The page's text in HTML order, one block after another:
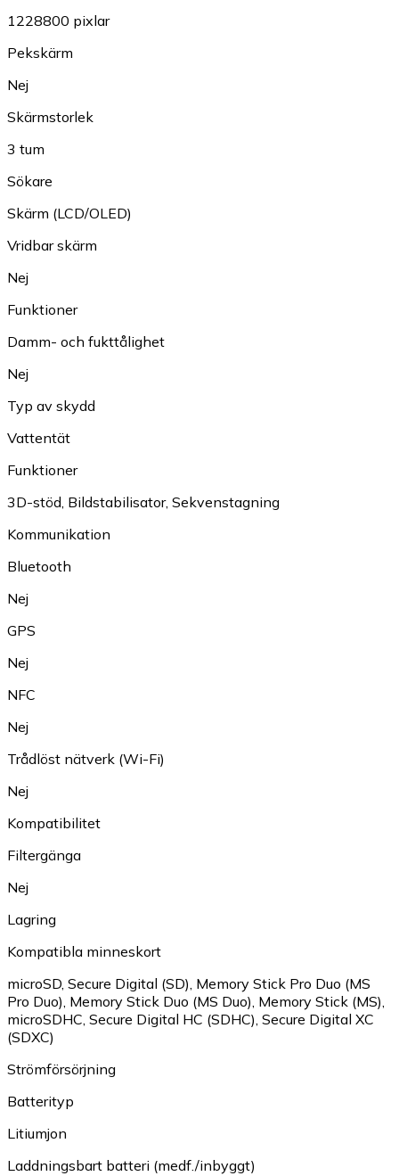
1228800 pixlar
Pekskärm
Nej
Skärmstorlek
3 tum
Sökare
Skärm (LCD/OLED)
Vridbar skärm
Nej
Funktioner
Damm- och fukttålighet
Nej
Typ av skydd
Vattentät
Funktioner
3D-stöd, Bildstabilisator, Sekvenstagning
Kommunikation
Bluetooth
Nej
GPS
Nej
NFC
Nej
Trådlöst nätverk (Wi-Fi)
Nej
Kompatibilitet
Filtergänga
Nej
Lagring
Kompatibla minneskort
microSD, Secure Digital (SD), Memory Stick Pro Duo (MS
Pro Duo), Memory Stick Duo (MS Duo), Memory Stick (MS),
microSDHC, Secure Digital HC (SDHC), Secure Digital XC
(SDXC)
Strömförsörjning
Batterityp
Litiumjon
Laddningsbart batteri (medf./inbyggt)